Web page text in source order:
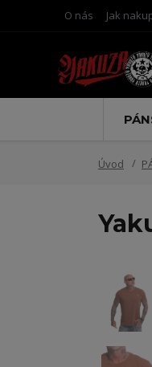
O nás Jak
Úvod